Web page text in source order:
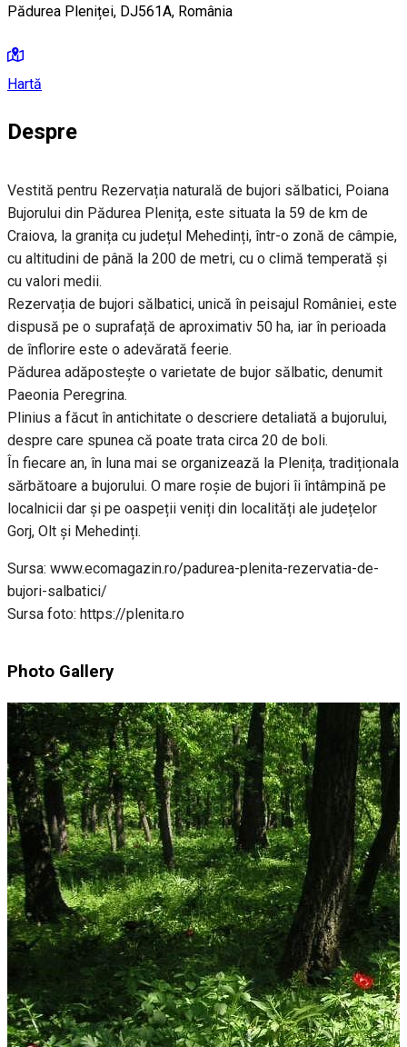
Pădurea Pleniței, DJ561A, România
Hartă
Despre
Vestită pentru Rezervația naturală de bujori sălbatici, Poiana
Bujorului din Pădurea Plenița, este situata la 59 de km de
Craiova, la granița cu județul Mehedinți, într-o zonă de câmpie,
cu altitudini de până la 200 de metri, cu o climă temperată și
cu valori medii.
Rezervația de bujori sălbatici, unică în peisajul României, este
dispusă pe o suprafață de aproximativ 50 ha, iar în perioada
de înflorire este o adevărată feerie.
Pădurea adăpostește o varietate de bujor sălbatic, denumit
Paeonia Peregrina.
Plinius a făcut în antichitate o descriere detaliată a bujorului,
despre care spunea că poate trata circa 20 de boli.
În fiecare an, în luna mai se organizează la Plenița, tradiționala
sărbătoare a bujorului. O mare roșie de bujori îi întâmpină pe
localnicii dar și pe oaspeții veniți din localități ale județelor
Gorj, Olt și Mehedinți.
Sursa: www.ecomagazin.ro/padurea-plenita-rezervatia-de-
bujori-salbatici/
Sursa foto: https://plenita.ro
Photo Gallery